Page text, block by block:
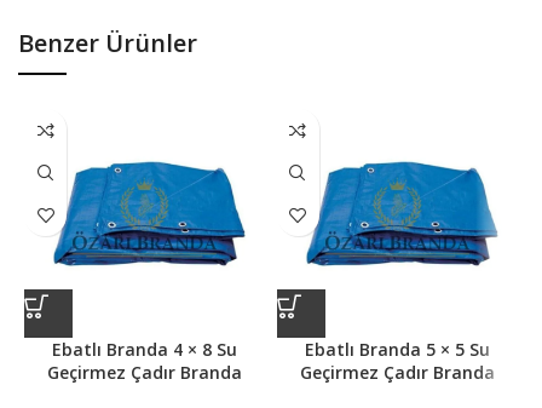
Benzer Ürünler
Ebatlı Branda 4 × 8 Su
Geçirmez Çadır Branda
Ebatlı Branda 5 × 5 Su
Geçirmez Çadır Branda